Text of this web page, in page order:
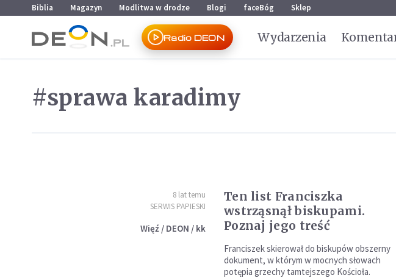
Przejdź do menu głównego
Przejdź do treści
Biblia Magazyn Modlitwa w drodze Blogi faceBóg Sklep
Radio DEON Wydarzenia
#sprawa karadimy
8 lat temu
SERWIS PAPIESKI
Więź / DEON / kk
Ten list Franciszka
wstrząsnął biskupami.
Poznaj jego treść
Franciszek skierował do biskupów obszerny
dokument, w którym w mocnych słowach
potępia grzechy tamtejszego Kościoła.